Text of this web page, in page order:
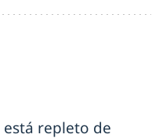
está repleto de